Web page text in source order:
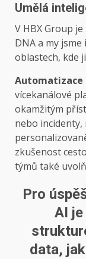
Umělá
V HBX Group
DNA a my
oblastech, kde
Automatizace
vícekanálové
okamžitým
nebo
zkušenost
týmů také
Pro
AI
data,